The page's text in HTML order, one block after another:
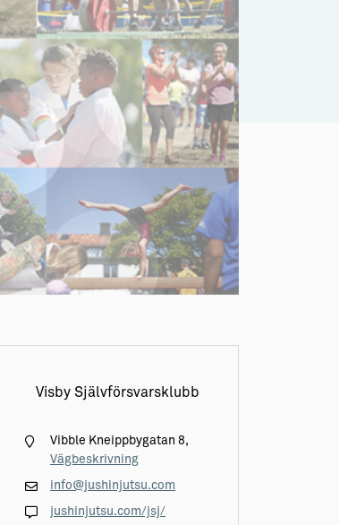
Visby Självförsvarsklubb
Vibble Kneippbygatan 8,
Vägbeskrivning
info@jushinjutsu.com
jushinjutsu.com/jsj/